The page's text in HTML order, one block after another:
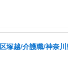
塚越/介護職/神奈